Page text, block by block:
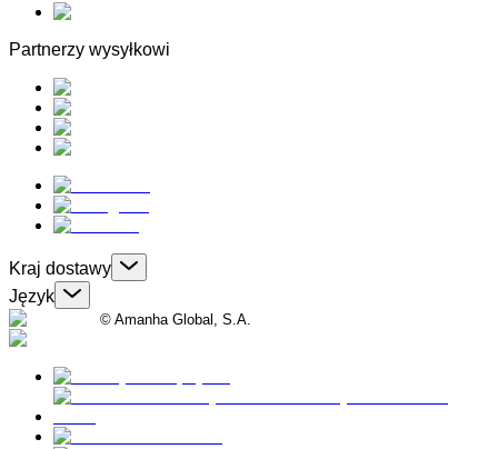
Partnerzy wysyłkowi
Kraj dostawy
Język
© Amanha Global, S.A.